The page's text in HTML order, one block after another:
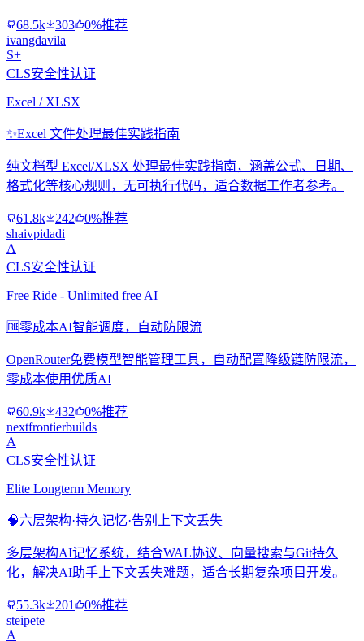
68.5k 303
0%推荐
ivangdavila
S+
CLS安全性认证
Excel / XLSX
✨Excel 文件处理最佳实践指南
纯文档型 Excel/XLSX 处理最佳实践指南，涵盖公式、日期、
格式化等核心规则，无可执行代码，适合数据工作者参考。
61.8k 242
0%推荐
shaivpidadi
A
CLS安全性认证
Free Ride - Unlimited free AI
🆓零成本AI智能调度，自动防限流
OpenRouter免费模型智能管理工具，自动配置降级链防限流，
零成本使用优质AI
60.9k 432
0%推荐
nextfrontierbuilds
A
CLS安全性认证
Elite Longterm Memory
🧠六层架构·持久记忆·告别上下文丢失
多层架构AI记忆系统，结合WAL协议、向量搜索与Git持久
化，解决AI助手上下文丢失难题，适合长期复杂项目开发。
55.3k 201
0%推荐
steipete
A